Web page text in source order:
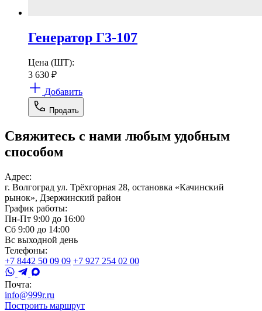
Генератор Г3-107
Цена (ШТ):
3 630 ₽
Добавить
Продать
Свяжитесь с нами любым удобным
способом
Адрес:
г. Волгоград ул. Трёхгорная 28, остановка «Качинский
рынок», Дзержинский район
График работы:
Пн-Пт 9:00 до 16:00
Сб 9:00 до 14:00
Вс выходной день
Телефоны:
+7 8442 50 09 09 +7 927 254 02 00
Почта:
info@999r.ru
Построить маршрут